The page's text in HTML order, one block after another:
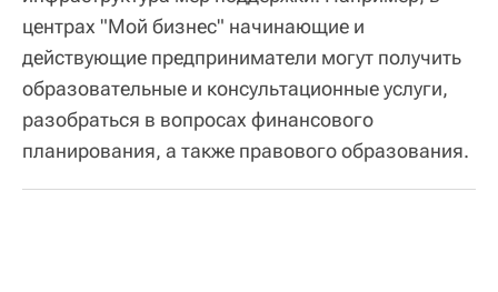
центрах "Мой бизнес" начинающие и
действующие предприниматели могут получить
образовательные и консультационные услуги,
разобраться в вопросах финансового
планирования, а также правового образования.